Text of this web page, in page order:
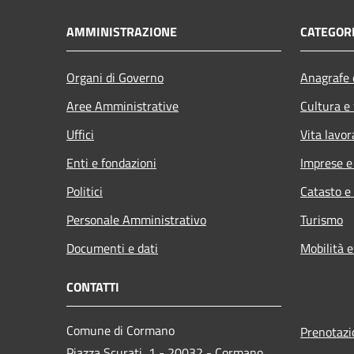
AMMINISTRAZIONE
Organi di Governo
Aree Amministrative
Uffici
Enti e fondazioni
Politici
Personale Amministrativo
Documenti e dati
Cultura
Vita
Imprese
Catasto
Turismo
Mobilità
CONTATTI
Comune di Cormano